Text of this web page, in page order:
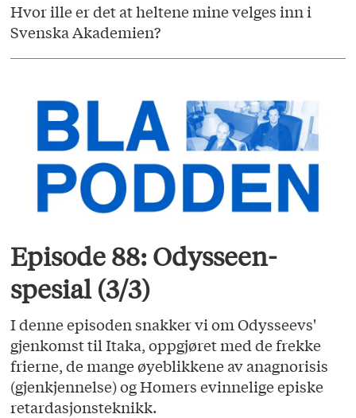
Hvor ille er det at heltene mine velges inn i
Svenska Akademien?
Episode 88: Odysseen-
spesial (3/3)
I denne episoden snakker vi om Odysseevs'
gjenkomst til Itaka, oppgjøret med de frekke
frierne, de mange øyeblikkene av anagnorisis
(gjenkjennelse) og Homers evinnelige episke
retardasjonsteknikk.